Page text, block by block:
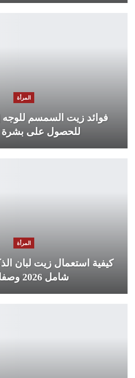
المرأة
فوائد زيت السمسم للوجه
للحصول على
المرأة
كيفية استعمال زيت لبان
شامل 2026 وصفات…